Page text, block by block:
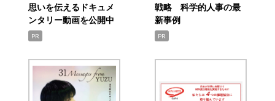
思いを伝えるドキュメ
ンタリー動画を公開中
PR
戦略 科学的人事の最
新事例
PR